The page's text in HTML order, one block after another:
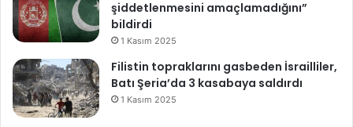
şiddetlenmesini amaçlamadığını”
bildirdi
1 Kasım 2025
Filistin topraklarını gasbeden İsrailliler,
Batı Şeria’da 3 kasabaya saldırdı
1 Kasım 2025